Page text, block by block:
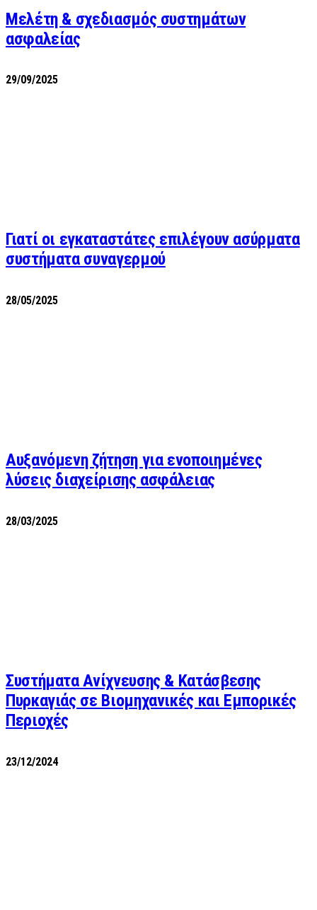
Μελέτη & σχεδιασμός συστημάτων
ασφαλείας
29/09/2025
Γιατί οι εγκαταστάτες επιλέγουν ασύρματα
συστήματα συναγερμού
28/05/2025
Αυξανόμενη ζήτηση για ενοποιημένες
λύσεις διαχείρισης ασφάλειας
28/03/2025
Συστήματα Ανίχνευσης & Κατάσβεσης
Πυρκαγιάς σε Βιομηχανικές και Εμπορικές
Περιοχές
23/12/2024